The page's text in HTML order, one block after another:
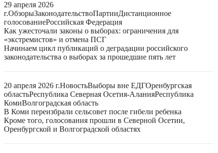
29 апреля 2026
г.ОбзорыЗаконодательствоПартииДистанционное
голосованиеРоссийская Федерация
Как ужесточали законы о выборах: ограничения для
«экстремистов» и отмена ПСГ
Начинаем цикл публикаций о деградации российского
законодательства о выборах за прошедшие пять лет
20 апреля 2026 г.НовостьВыборы вне ЕДГОренбургская
областьРеспублика Северная Осетия-АланияРеспублика
КомиВолгоградская область
В Коми переизбрали сельсовет после гибели ребенка
Кроме того, голосования прошли в Северной Осетии,
Оренбургской и Волгоградской областях